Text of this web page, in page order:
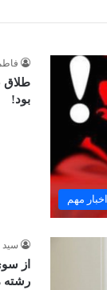
اخبار مهم
طلاق
بود!
از
رشته